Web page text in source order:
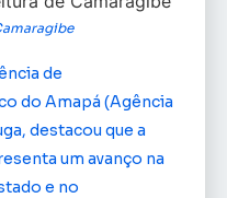
de
do Amapá (Agência
destacou que a
um avanço na
e no